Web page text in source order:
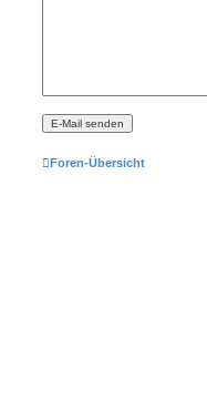
Foren-Übersicht